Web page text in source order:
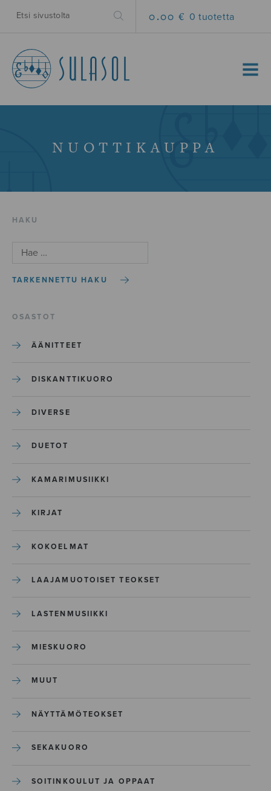
0.00 € 0 tuotetta
MENU
NUOTTIKAUPPA
HAKU
TARKENNETTU HAKU
OSASTOT
ÄÄNITTEET
DISKANTTIKUORO
DIVERSE
DUETOT
KAMARIMUSIIKKI
KIRJAT
KOKOELMAT
LAAJAMUOTOISET TEOKSET
LASTENMUSIIKKI
MIESKUORO
MUUT
NÄYTTÄMÖTEOKSET
SEKAKUORO
SOITINKOULUT JA OPPAAT